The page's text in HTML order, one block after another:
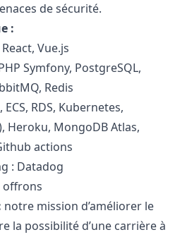
de sécurité.
:
Vue.js
Symfony, PostgreSQL,
Redis
RDS, Kubernetes,
Heroku, MongoDB Atlas,
actions
: Datadog
offrons
notre mission d’améliorer le
la possibilité d’une carrière à